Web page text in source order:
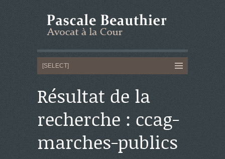
Résultat de la
recherche : ccag-
marches-publics